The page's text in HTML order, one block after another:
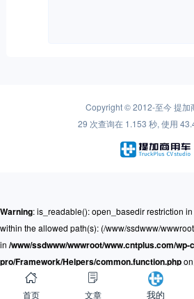
Copyright © 2012-至今提加
29 次查询在 1.153 秒, 使用
首页 文章 我的
Warning: is_readable(): open_basedir restriction
within the allowed path(s): (/www/ssdwww/
in /www/ssdwww/wwwroot/www.cntplus.com/
pro/Framework/Helpers/common.function.php